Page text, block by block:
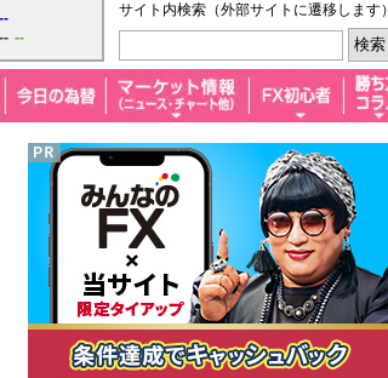
--
サイト内検索（外部サイトに遷移します）